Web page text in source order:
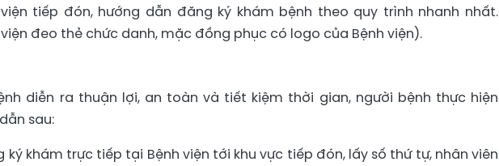
tiếp đón, hướng dẫn đăng ký khám bệnh theo quy trình nhanh nhất.
đeo thẻ chức danh, mặc đồng phục có logo của Bệnh viện).
diễn ra thuận lợi, an toàn và tiết kiệm thời gian, người bệnh thực hiện
sau:
ký khám trực tiếp tại Bệnh viện tới khu vực tiếp đón, lấy số thứ tự, nhân viên